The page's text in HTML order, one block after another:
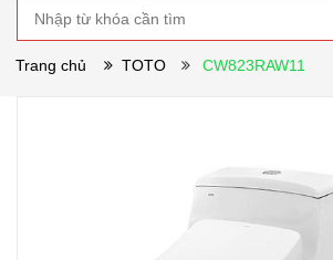
Trang chủ TOTO CW823RAW11